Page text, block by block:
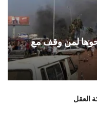
لمن وقف مع
العقل